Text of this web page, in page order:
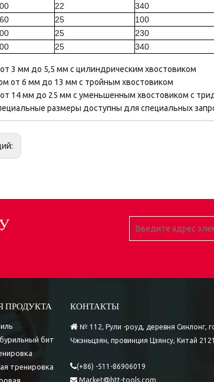
22 340
25 100
25 230
25 340
3 мм до 5,5 мм с цилиндрическим хвостовиком
от 6 мм до 13 мм с тройным хвостовиком
14 мм до 25 мм с уменьшенным хвостовиком с
размеры доступны для специальных
ПРОДУКТА
бит
тренировка
КОНТАКТЫ
 № 112, Рули -роуд, деревня Синлонг,
Чжэньцзян, провинция Цзянсу, Китай
(+86) -511-86906019
 Market@htt-tools.com